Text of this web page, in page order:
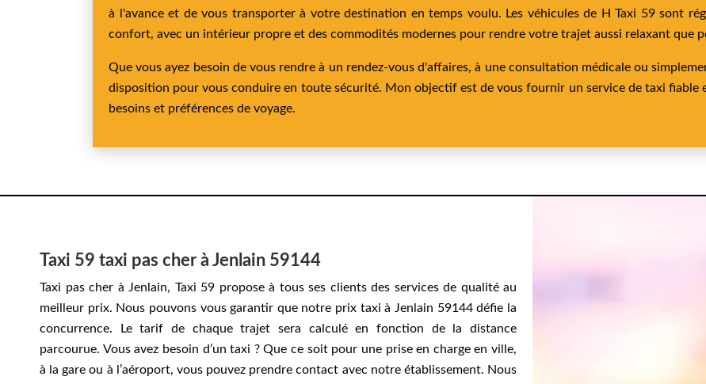
à l'avance et de vous transporter à votre destination en temps voulu. Les véhicules de H Taxi 59 sont
confort, avec un intérieur propre et des commodités modernes pour rendre votre trajet aussi relaxant que
Que vous ayez besoin de vous rendre à un rendez-vous d'affaires, à une consultation médicale ou
disposition pour vous conduire en toute sécurité. Mon objectif est de vous fournir un service de taxi
besoins et préférences de voyage.
Taxi 59 taxi pas cher à Jenlain 59144
Taxi pas cher à Jenlain, Taxi 59 propose à tous ses clients des services de qualité au
meilleur prix. Nous pouvons vous garantir que notre prix taxi à Jenlain 59144 défie la
concurrence. Le tarif de chaque trajet sera calculé en fonction de la distance
parcourue. Vous avez besoin d’un taxi ? Que ce soit pour une prise en charge en ville,
à la gare ou à l’aéroport, vous pouvez prendre contact avec notre établissement. Nous